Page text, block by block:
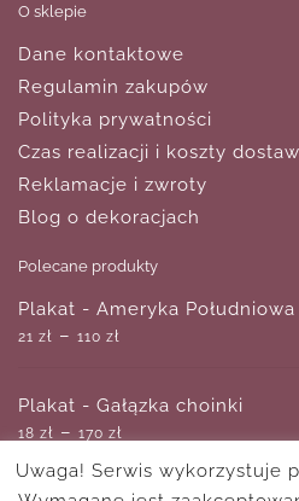
O sklepie
Dane kontaktowe
Regulamin zakupów
Polityka prywatności
Czas realizacji i koszty
Reklamacje i zwroty
Blog o dekoracjach
Polecane produkty
Plakat - Ameryka Południowa
21 zł – 110 zł
Plakat - Gałązka choinki
18 zł – 170 zł
Uwaga! Serwis wykorzystuje